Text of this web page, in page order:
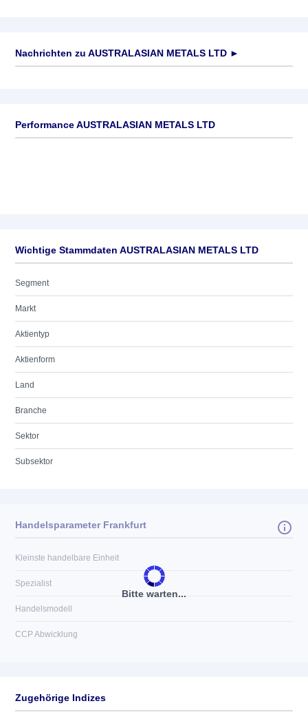
Nachrichten zu AUSTRALASIAN METALS LTD ►
Performance AUSTRALASIAN METALS LTD
Wichtige Stammdaten AUSTRALASIAN METALS LTD
Segment
Markt
Aktientyp
Aktienform
Land
Branche
Sektor
Subsektor
Bitte warten...
Handelsparameter Frankfurt
Kleinste handelbare Einheit
Spezialist
Handelsmodell
CCP Abwicklung
Zugehörige Indizes